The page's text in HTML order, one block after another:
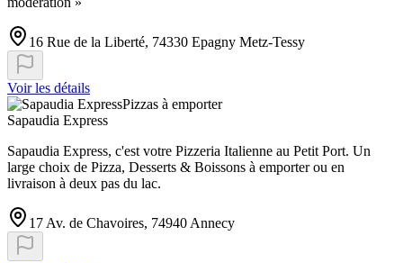
16 Rue de la Liberté, 74330 Epagny Metz-Tessy
Voir les détails
Pizzas à emporter
Sapaudia Express
Sapaudia Express, c'est votre Pizzeria Italienne au Petit Port. Un
large choix de Pizza, Desserts & Boissons à emporter ou en
livraison à deux pas du lac.
17 Av. de Chavoires, 74940 Annecy